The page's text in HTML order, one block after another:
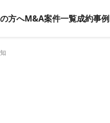
方へM&A案件一覧成約事例